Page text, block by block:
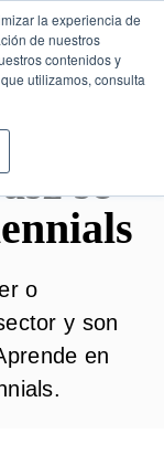
la experiencia de
de nuestros
contenidos y
utilizamos, consulta
se
o
y son
en